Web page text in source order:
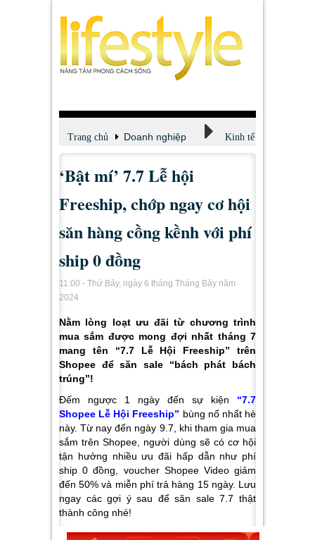
Trang chủ Doanh nghiệp Kinh tế
‘Bật mí’ 7.7 Lễ hội
Freeship, chớp ngay cơ hội
săn hàng cồng kềnh với phí
ship 0 đồng
11:00 - Thứ Bảy, ngày 6 tháng Tháng Bảy năm
2024
Nằm lòng loạt ưu đãi từ chương trình
mua sắm được mong đợi nhất tháng 7
mang tên “7.7 Lễ Hội Freeship” trên
Shopee để săn sale “bách phát bách
trúng”!
Đếm ngược 1 ngày đến sự kiện “7.7
Shopee Lễ Hội Freeship” bùng nổ nhất hè
này. Từ nay đến ngày 9.7, khi tham gia mua
sắm trên Shopee, người dùng sẽ có cơ hội
tận hưởng nhiều ưu đãi hấp dẫn như phí
ship 0 đồng, voucher Shopee Video giảm
đến 50% và miễn phí trả hàng 15 ngày. Lưu
ngay các gợi ý sau để săn sale 7.7 thật
thành công nhé!